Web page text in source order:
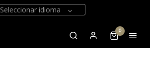
Seleccionar idioma
0